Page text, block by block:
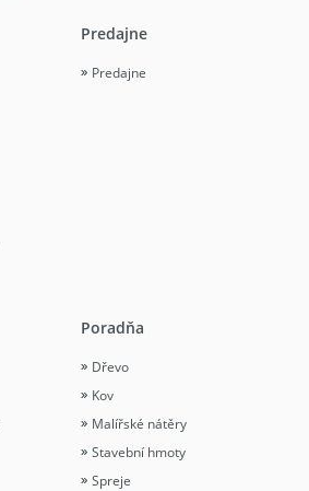
Predajne
Predajne
Poradňa
Dřevo
Kov
Malířské nátěry
Stavební hmoty
Spreje